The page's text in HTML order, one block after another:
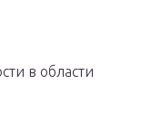
в области